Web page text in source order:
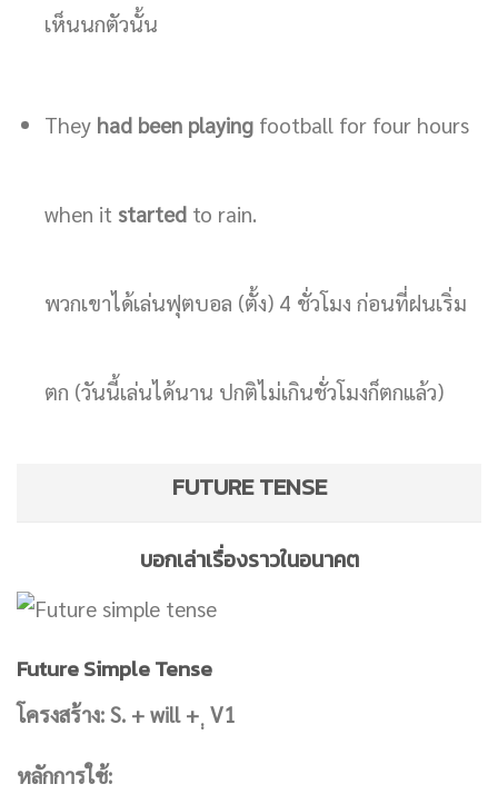
เห็นนกตัวนั้น
They had been playingfootball for four hours
when it startedto rain.
พวกเขาได้เล่นฟุตบอล (ตั้ง) 4 ชั่วโมง ก่อนที่ฝนเริ่ม
ตก (วันนี้เล่นได้นาน ปกติไม่เกินชั่วโมงก็ตกแล้ว)
FUTURE TENSE
บอกเล่าเรื่องราวในอนาคต
Future Simple Tense
โครงสร้าง: S. + will + ฺฺ V1
หลักการใช้: